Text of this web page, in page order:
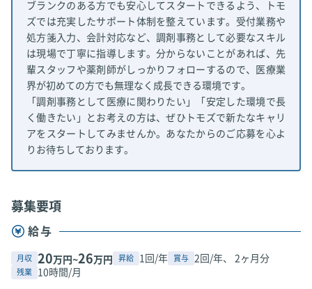
ブランクのある方でも安心してスタートできるよう、トモ
ズでは充実したサポート体制を整えています。受付業務や
処方箋入力、会計対応など、調剤事務として必要なスキル
は現場で丁寧に指導します。分からないことがあれば、先
輩スタッフや薬剤師がしっかりフォローするので、医療業
界が初めての方でも無理なく成長できる環境です。
「調剤事務として医療に関わりたい」「安定した環境で長
く働きたい」とお考えの方は、ぜひトモズで新たなキャリ
アをスタートしてみませんか。あなたからのご応募を心よ
りお待ちしております。
募集要項
給与
月収 20万円~26万円 昇給 1回/年 賞与 2回/年、 2ヶ月分
残業 10時間/月